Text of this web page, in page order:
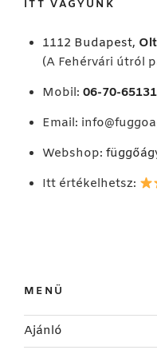
ITT VAGYUNK
1112 Budapest,
(A Fehérvári útról
Mobil: 06-70-
Email:
Webshop:
Itt értékelhetsz:
MENÜ
Ajánló